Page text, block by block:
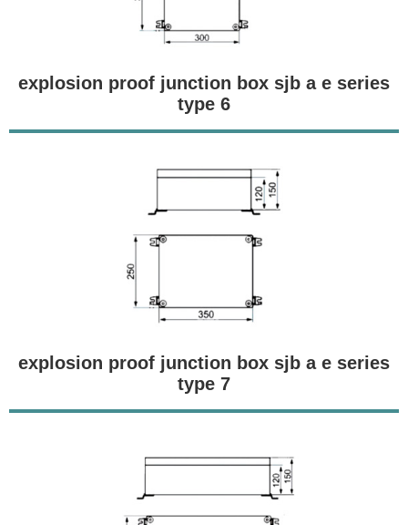
explosion proof junction box sjb a e series
type 6
explosion proof junction box sjb a e series
type 7